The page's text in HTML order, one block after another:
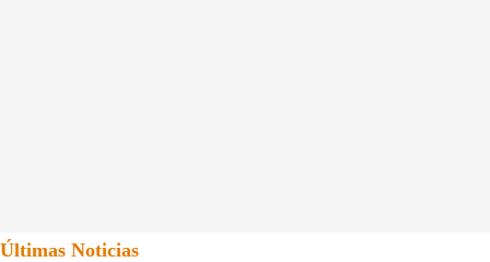
Últimas Noticias